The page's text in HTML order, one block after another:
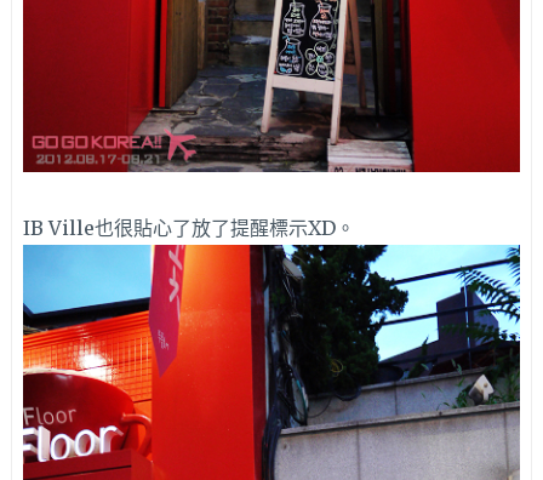
IB Ville也很貼心了放了提醒標示XD。